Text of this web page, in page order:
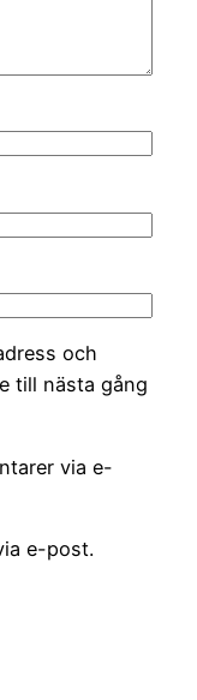
och
till nästa gång
via e-
e-post.